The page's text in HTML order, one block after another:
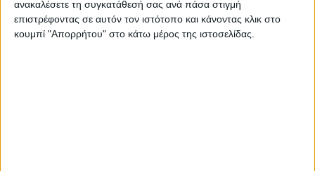
ανακαλέσετε τη συγκατάθεσή σας ανά πάσα στιγμή
επιστρέφοντας σε αυτόν τον ιστότοπο και κάνοντας κλικ στο
κουμπί "Απορρήτου" στο κάτω μέρος της ιστοσελίδας.
Ακολούθησε την εφημερίδα ΝΕΟΣ